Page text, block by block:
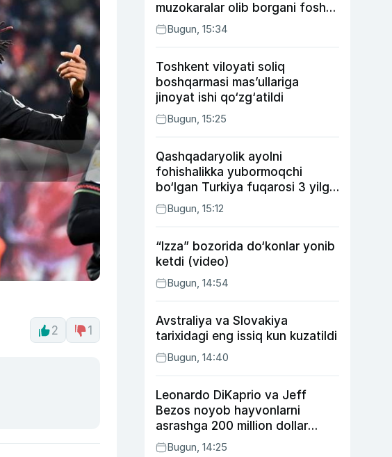
2 1
muzokaralar olib borgani fosh
bo‘ldiBugun, 15:34
Toshkent viloyati soliq
boshqarmasi mas’ullariga
jinoyat ishi qo‘zg‘atildi
Bugun, 15:25
Qashqadaryolik ayolni
fohishalikka yubormoqchi
bo‘lgan Turkiya fuqarosi 3 yilga
qamaldi
Bugun, 15:12
“Izza” bozorida do‘konlar yonib
ketdi (video)
Bugun, 14:54
Avstraliya va Slovakiya
tarixidagi eng issiq kun kuzatildi
Bugun, 14:40
Leonardo DiKaprio va Jeff
Bezos noyob hayvonlarni
asrashga 200 million dollar
ajratdi
Bugun, 14:25